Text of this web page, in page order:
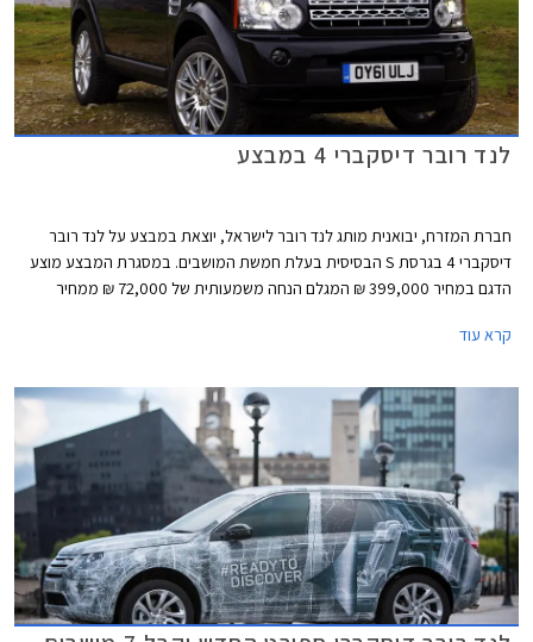
לנד רובר דיסקברי 4 במבצע
חברת המזרח, יבואנית מותג לנד רובר לישראל, יוצאת במבצע על לנד רובר
דיסקברי 4 בגרסת S הבסיסית בעלת חמשת המושבים. במסגרת המבצע מוצע
הדגם במחיר 399,000 ₪ המגלם הנחה משמעותית של 72,000 ₪ ממחיר
קרא עוד